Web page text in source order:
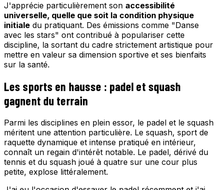
J'apprécie particulièrement son accessibilité
universelle, quelle que soit la condition physique
initiale du pratiquant. Des émissions comme "Danse
avec les stars" ont contribué à populariser cette
discipline, la sortant du cadre strictement artistique pour
mettre en valeur sa dimension sportive et ses bienfaits
sur la santé.
Les sports en hausse : padel et squash
gagnent du terrain
Parmi les disciplines en plein essor, le padel et le squash
méritent une attention particulière. Le squash, sport de
raquette dynamique et intense pratiqué en intérieur,
connaît un regain d'intérêt notable. Le padel, dérivé du
tennis et du squash joué à quatre sur une cour plus
petite, explose littéralement.